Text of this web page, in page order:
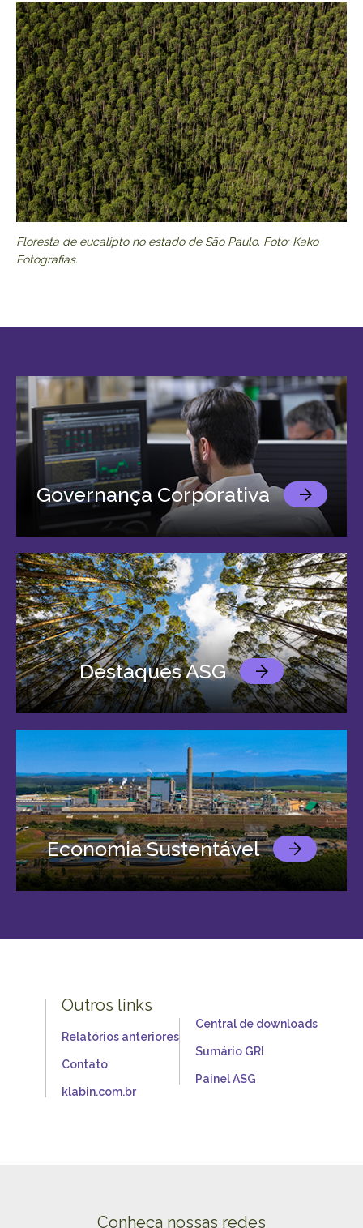
Floresta de eucalipto no estado de São Paulo. Foto: Kako
Fotografias.
Governança Corporativa
Destaques ASG
Economia Sustentável
Outros links
Relatórios anteriores
Contato
klabin.com.br
Central de downloads
Sumário GRI
Painel ASG
Conheça nossas redes